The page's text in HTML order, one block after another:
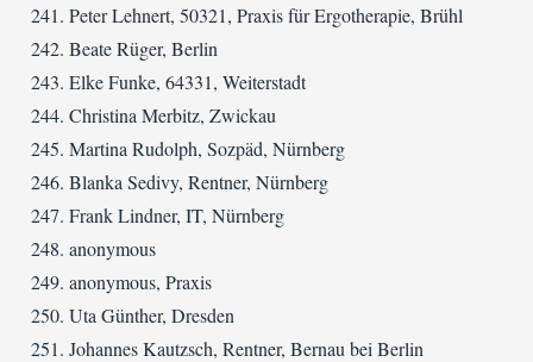
Peter Lehnert, 50321, Praxis für Ergotherapie, Brühl
Beate Rüger, Berlin
Elke Funke, 64331, Weiterstadt
Christina Merbitz, Zwickau
Martina Rudolph, Sozpäd, Nürnberg
Blanka Sedivy, Rentner, Nürnberg
Frank Lindner, IT, Nürnberg
anonymous
anonymous, Praxis
Uta Günther, Dresden
Johannes Kautzsch, Rentner, Bernau bei Berlin